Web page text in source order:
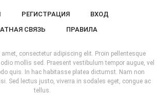
РЕГИСТРАЦИЯ
ВХОД
СВЯЗЬ
ПРАВИЛА
consectetur adipiscing elit. Proin pellentesque
mollis sed. Praesent vestibulum tempor augue, vel
quis. In hac habitasse platea dictumst. Nam non
Sed lectus justo, viverra in sodales eget, congue ac
tellus.